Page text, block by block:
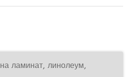
ламинат, линолеум,